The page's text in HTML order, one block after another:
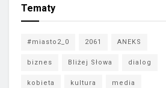
Tematy
#miasto2_0 2061 ANEKS
biznes Bliżej Słowa dialog
kobieta kultura media